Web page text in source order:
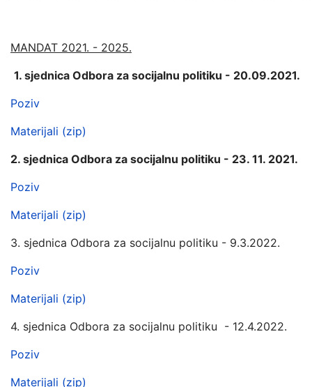
MANDAT 2021. - 2025.
1. sjednica Odbora za socijalnu politiku - 20.09.2021.
Poziv
Materijali (zip)
2. sjednica Odbora za socijalnu politiku - 23. 11. 2021.
Poziv
Materijali (zip)
3. sjednica Odbora za socijalnu politiku - 9.3.2022.
Poziv
Materijali (zip)
4. sjednica Odbora za socijalnu politiku - 12.4.2022.
Poziv
Materijali (zip)